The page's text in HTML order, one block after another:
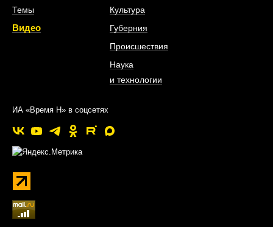
Темы
Видео
Культура
Губерния
Происшествия
Наука
и технологии
ИА «Время Н» в соцсетях